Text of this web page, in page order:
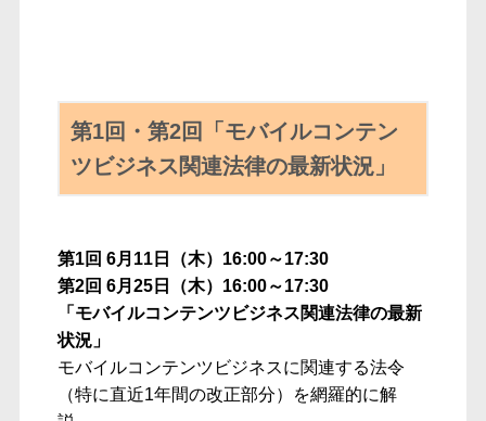
第1回・第2回「モバイルコンテン
ツビジネス関連法律の最新状況」
第1回 6月11日（木）16:00～17:30
第2回 6月25日（木）16:00～17:30
「モバイルコンテンツビジネス関連法律の最新
状況」
モバイルコンテンツビジネスに関連する法令
（特に直近1年間の改正部分）を網羅的に解